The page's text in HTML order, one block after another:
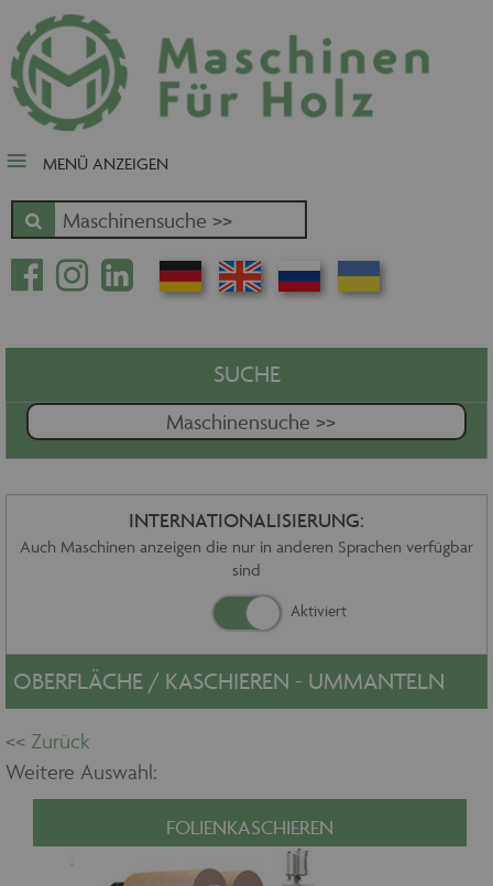
close Submenü
Nach Fertigungsschwerpunkt
Schnäppchen
Zuschnitt - Sägen
Kantenbearbeitung
Fräsen - Bohren - Hobeln - CNC
Oberfläche
Massivholz
Handling - Transportieren -
Stapeln - Verpacken etc.
Absaugen - Versorgen -
Service
Kontakt
Datenschutz
MENÜ ANZEIGEN
SUCHE
INTERNATIONALISIERUNG:
Auch Maschinen anzeigen die nur in anderen Sprachen verfügbar
sind
OBERFLÄCHE / KASCHIEREN - UMMANTELN
Weitere Auswahl:
FOLIENKASCHIEREN